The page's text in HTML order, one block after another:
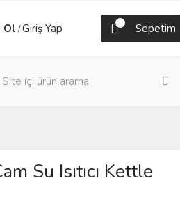
Ol /Giriş Yap Sepetim
Su Isıtıcı Kettle